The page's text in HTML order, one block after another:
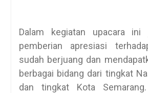
Dalam kegiatan upacara ini
pemberian apresiasi
sudah berjuang dan
berbagai bidang dari tingkat
dan tingkat Kota